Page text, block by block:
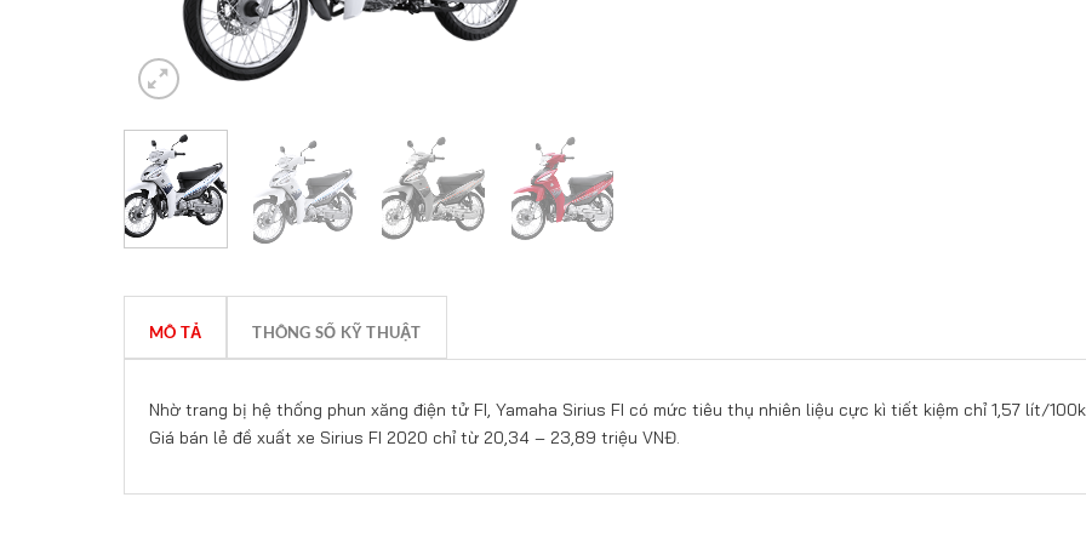
MÔ TẢ THÔNG SỐ KỸ THUẬT
Nhờ trang bị hệ thống phun xăng điện tử FI, Yamaha Sirius FI có mức tiêu thụ nhiên liệu cực kì tiết kiệm chỉ 1,57 lít/
Giá bán lẻ đề xuất xe Sirius FI 2020 chỉ từ 20,34 – 23,89 triệu VNĐ.